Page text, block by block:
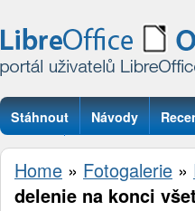
Stáhnout Návody
Otázky
Home » Fotogalerie »
delenie na konci